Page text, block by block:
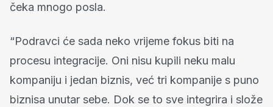
čeka mnogo posla.
“Podravci će sada neko vrijeme fokus biti na
procesu integracije. Oni nisu kupili neku malu
kompaniju i jedan biznis, već tri kompanije s puno
biznisa unutar sebe. Dok se to sve integrira i slože